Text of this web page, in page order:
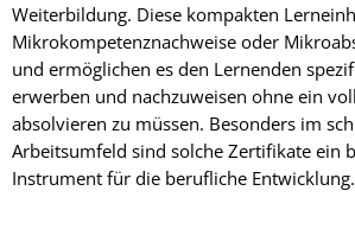
Weiterbildung. Diese kompakten
Mikrokompetenznachweise oder
und ermöglichen es den Lernenden
erwerben und nachzuweisen ohne ein
absolvieren zu müssen. Besonders im
Arbeitsumfeld sind solche Zertifikate ein
Instrument für die berufliche Entwicklung.